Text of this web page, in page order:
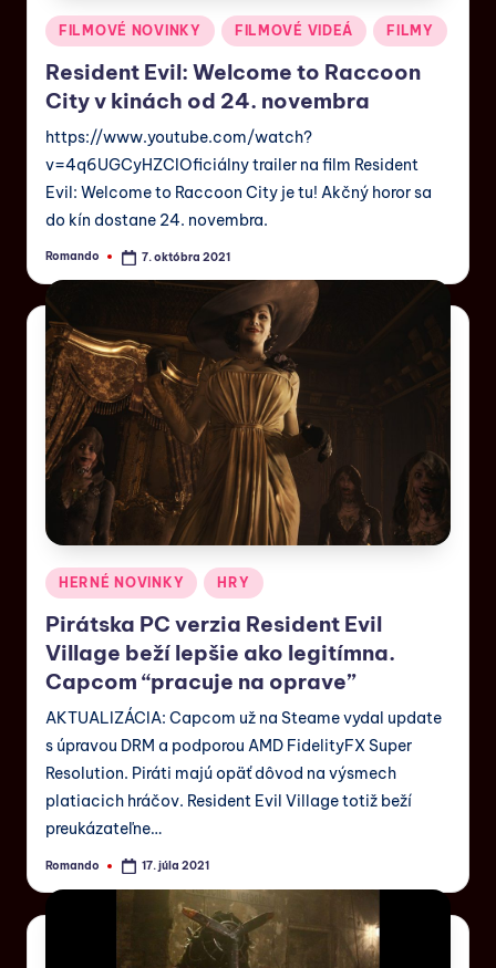
FILMOVÉ NOVINKY FILMOVÉ VIDEÁ FILMY
Resident Evil: Welcome to Raccoon
City v kinách od 24. novembra
https://www.youtube.com/watch?
v=4q6UGCyHZCIOficiálny trailer na film Resident
Evil: Welcome to Raccoon City je tu! Akčný horor sa
do kín dostane 24. novembra.
Romando 7. októbra 2021
HERNÉ NOVINKY HRY
Pirátska PC verzia Resident Evil
Village beží lepšie ako legitímna.
Capcom “pracuje na oprave”
AKTUALIZÁCIA: Capcom už na Steame vydal update
s úpravou DRM a podporou AMD FidelityFX Super
Resolution. Piráti majú opäť dôvod na výsmech
platiacich hráčov. Resident Evil Village totiž beží
preukázateľne…
Romando 17. júla 2021